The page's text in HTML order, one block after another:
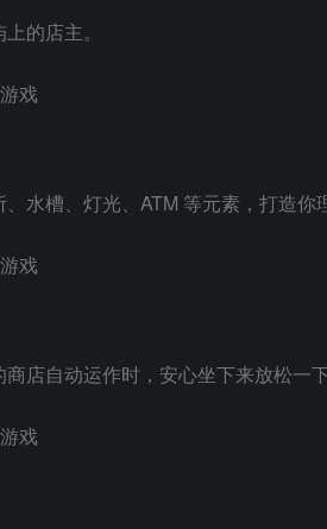
的店主。
水槽、灯光、ATM 等元素，打造你
店自动运作时，安心坐下来放松一下